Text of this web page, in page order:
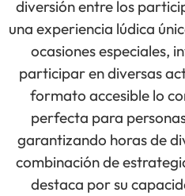
diversión entre los
una experiencia lúdica
ocasiones especiales,
participar en diversas
formato accesible lo
perfecta para
garantizando horas de
combinación de
destaca por su